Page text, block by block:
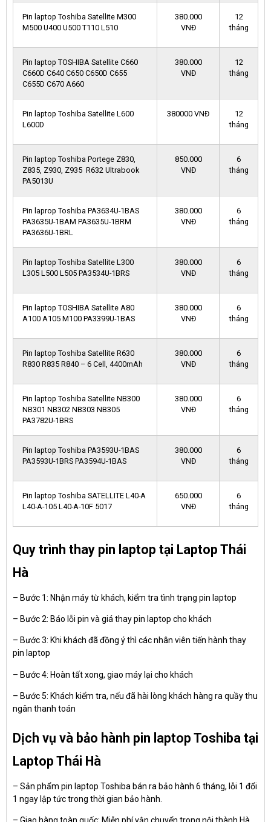
Pin laptop Toshiba Satellite M300
M500 U400 U500 T110 L510
380.000
VNĐ
12
tháng
Pin laptop TOSHIBA Satellite C660
C660D C640 C650 C650D C655
C655D C670 A660
380.000
VNĐ
12
tháng
Pin laptop Toshiba Satellite L600
L600D
380000 VNĐ
12
tháng
​Pin laptop Toshiba Portege Z830,
Z835, Z930, Z935 R632 Ultrabook
PA5013U
850.000
VNĐ
6
tháng
Pin laprop Toshiba PA3634U-1BAS
PA3635U-1BAM PA3635U-1BRM
PA3636U-1BRL
380.000
VNĐ
6
tháng
Pin laptop Toshiba Satellite L300
L305 L500 L505 PA3534U-1BRS
380.000
VNĐ
6
tháng
Pin laptop TOSHIBA Satellite A80
A100 A105 M100 PA3399U-1BAS
380.000
VNĐ
6
tháng
Pin laptop Toshiba Satellite R630
R830 R835 R840 – 6 Cell, 4400mAh
380.000
VNĐ
6
tháng
Pin laptop Toshiba Satellite NB300
NB301 NB302 NB303 NB305
PA3782U-1BRS
380.000
VNĐ
6
tháng
Pin laptop Toshiba PA3593U-1BAS
PA3593U-1BRS PA3594U-1BAS
380.000
VNĐ
6
tháng
Pin laptop Toshiba SATELLITE L40-A
L40-A-105 L40-A-10F 5017
650.000
VNĐ
6
tháng
Quy trình thay pin laptop tại Laptop Thái
Hà
– Bước 1: Nhận máy từ khách, kiểm tra tình trạng pin laptop
– Bước 2: Báo lỗi pin và giá thay pin laptop cho khách
– Bước 3: Khi khách đã đồng ý thì các nhân viên tiến hành thay
pin laptop
– Bước 4: Hoàn tất xong, giao máy lại cho khách
– Bước 5: Khách kiểm tra, nếu đã hài lòng khách hàng ra quầy thu
ngân thanh toán
Dịch vụ và bảo hành pin laptop Toshiba tại
Laptop Thái Hà
– Sản phẩm pin laptop Toshiba bán ra bảo hành 6 tháng, lỗi 1 đổi
1 ngay lập tức trong thời gian bảo hành.